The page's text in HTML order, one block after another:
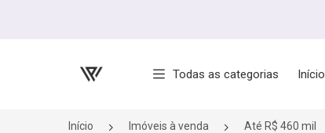
Página inicial
Todas as categorias Início
Início Imóveis à venda Até R$ 460 mil